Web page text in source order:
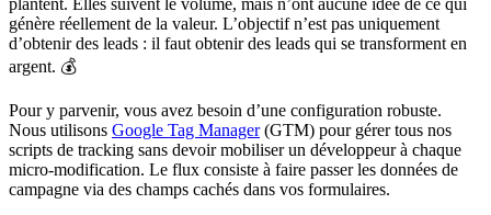
génère réellement de la valeur. L’objectif n’est pas uniquement
d’obtenir des leads : il faut obtenir des leads qui se transforment en
argent. 💰
Pour y parvenir, vous avez besoin d’une configuration robuste.
Nous utilisons Google Tag Manager(GTM) pour gérer tous nos
scripts de tracking sans devoir mobiliser un développeur à chaque
micro-modification. Le flux consiste à faire passer les données de
campagne via des champs cachés dans vos formulaires.